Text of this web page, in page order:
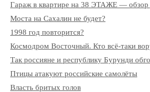
Гараж в квартире на 38 ЭТАЖЕ — обзор
Моста на Сахалин не будет?
1998 год повторится?
Космодром Восточный. Кто всё-таки
Так россияне и республику Бурунди
Птицы атакуют российские самолёты
Власть бритых голов